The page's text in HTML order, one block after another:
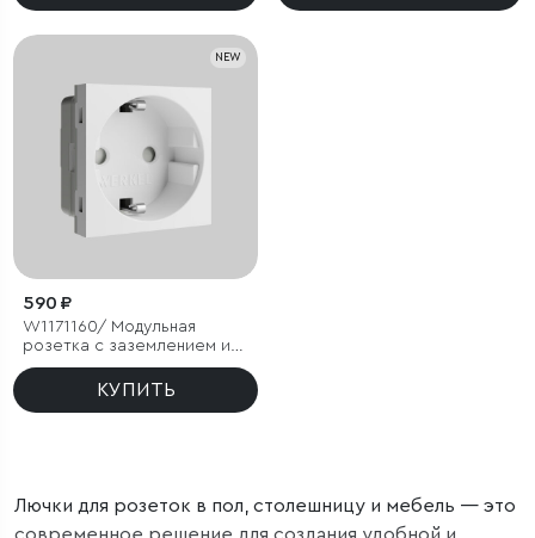
NEW
590 ₽
W1171160/ Модульная
розетка с заземлением и
шторками 45*45 (белый)
КУПИТЬ
Лючки для розеток в пол, столешницу и мебель — это